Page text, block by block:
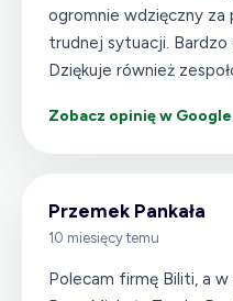
ogromnie wdzięczny
trudnej sytuacji. Bardzo
Dziękuje również
Zobacz opinię w Google
Przemek Pankała
10 miesięcy temu
Polecam firmę Biliti, a